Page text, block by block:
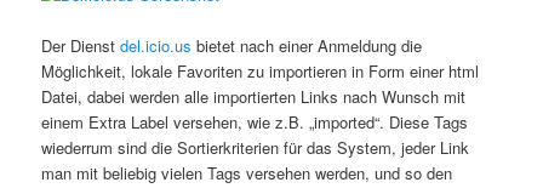
Der Dienstdel.icio.us bietet nach einer Anmeldung die
Möglichkeit, lokale Favoriten zu importieren in Form einer html
Datei, dabei werden alle importierten Links nach Wunsch mit
einem Extra Label versehen, wie z.B. „imported“. Diese Tags
wiederrum sind die Sortierkriterien für das System, jeder Link
man mit beliebig vielen Tags versehen werden, und so den